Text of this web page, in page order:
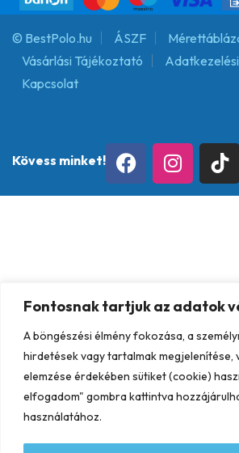
Fontosnak tartjuk az adatok
A böngészési élmény fokozása, a
hirdetések vagy tartalmak megjelenítése,
elemzése érdekében sütiket (cookie)
elfogadom" gombra kattintva
használatához.
© BestPolo.hu ÁSZF
Vásárlási Tájékoztató
Kapcsolat
Kövess minket!